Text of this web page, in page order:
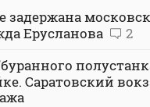
задержана
Ерусланова
2
Саратовский